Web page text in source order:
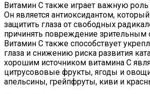
Витамин С также играет важную роль
Он является антиоксидантом,
защитить глаза от свободных
причинять повреждение зрительным
Витамин С также способствует
глаза и снижению риска развития
хорошим источником витамина С
цитрусововые фрукты, ягоды и
апельсины, грейпфруты, киви и